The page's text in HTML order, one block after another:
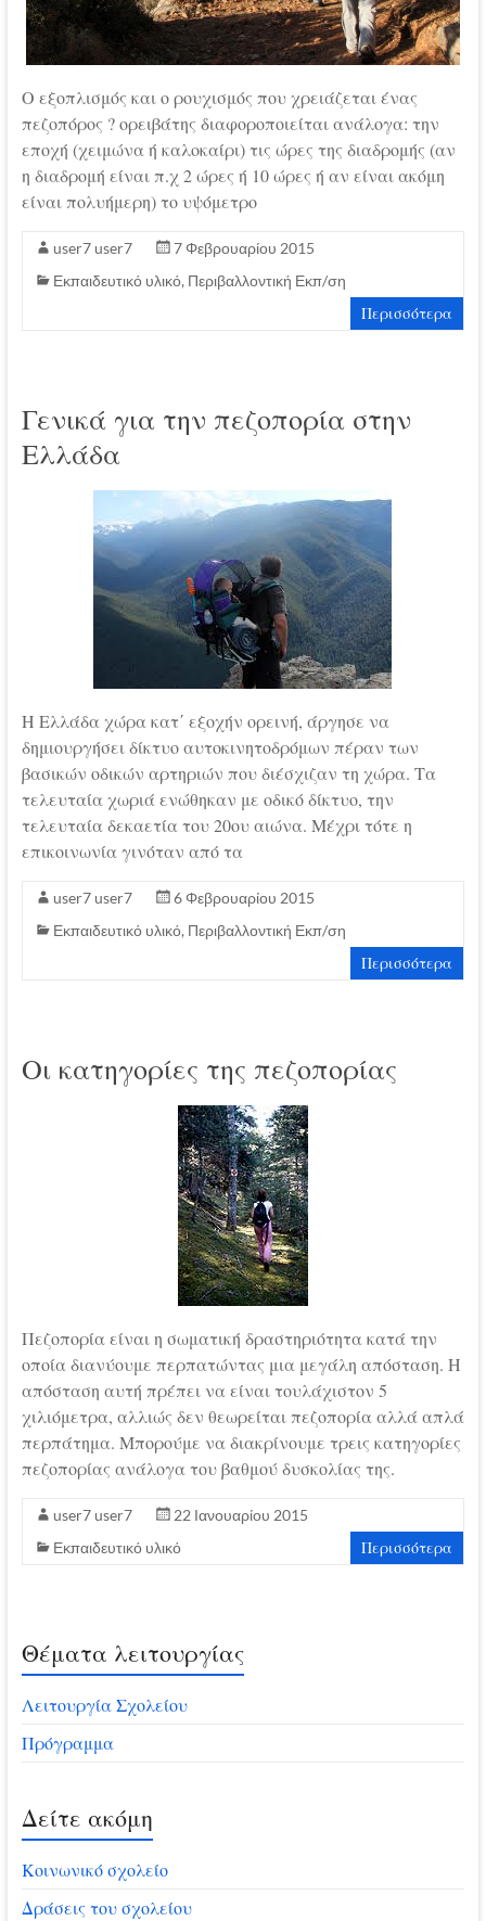
Ο εξοπλισμός και ο ρουχισμός που χρειάζεται ένας
πεζοπόρος ? ορειβάτης διαφοροποιείται ανάλογα: την
εποχή (χειμώνα ή καλοκαίρι) τις ώρες της διαδρομής (αν
η διαδρομή είναι π.χ 2 ώρες ή 10 ώρες ή αν είναι ακόμη
είναι πολυήμερη) το υψόμετρο
user7 user7
7 Φεβρουαρίου 2015
Εκπαιδευτικό υλικό, Περιβαλλοντική Εκπ/ση
Περισσότερα
Γενικά για την πεζοπορία στην
Ελλάδα
Η Ελλάδα χώρα κατ΄ εξοχήν ορεινή, άργησε να
δημιουργήσει δίκτυο αυτοκινητοδρόμων πέραν των
βασικών οδικών αρτηριών που διέσχιζαν τη χώρα. Τα
τελευταία χωριά ενώθηκαν με οδικό δίκτυο, την
τελευταία δεκαετία του 20ου αιώνα. Μέχρι τότε η
επικοινωνία γινόταν από τα
user7 user7
6 Φεβρουαρίου 2015
Εκπαιδευτικό υλικό, Περιβαλλοντική Εκπ/ση
Περισσότερα
Οι κατηγορίες της πεζοπορίας
Πεζοπορία είναι η σωματική δραστηριότητα κατά την
οποία διανύουμε περπατώντας μια μεγάλη απόσταση. Η
απόσταση αυτή πρέπει να είναι τουλάχιστον 5
χιλιόμετρα, αλλιώς δεν θεωρείται πεζοπορία αλλά απλά
περπάτημα. Μπορούμε να διακρίνουμε τρεις κατηγορίες
πεζοπορίας ανάλογα του βαθμού δυσκολίας της.
user7 user7
22 Ιανουαρίου 2015
Εκπαιδευτικό υλικό
Περισσότερα
Θέματα λειτουργίας
Λειτουργία Σχολείου
Πρόγραμμα
Δείτε ακόμη
Κοινωνικό σχολείο
Δράσεις του σχολείου